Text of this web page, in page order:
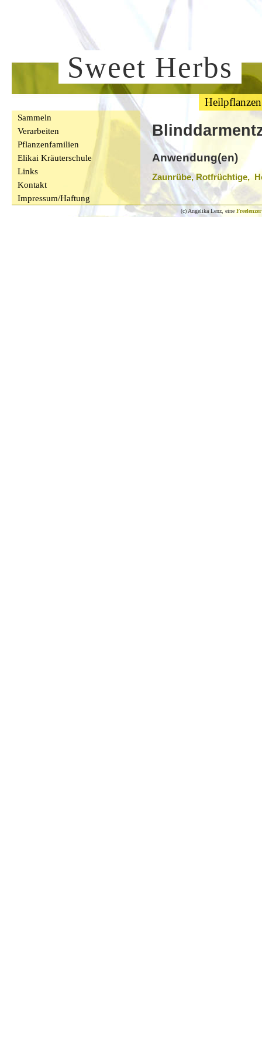
Sweet Herbs
Heilpflanzen
Sammeln
Verarbeiten
Pflanzenfamilien
Elikai Kräuterschule
Links
Kontakt
Impressum/Haftung
Anwendung(en)
Zaunrübe, Rotfrüchtige,
(c) Angelika Lenz, eine Freelenzer